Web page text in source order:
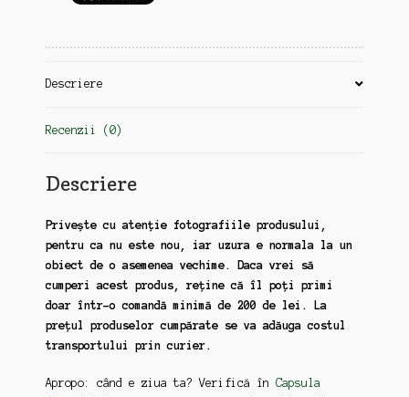
Descriere
Recenzii (0)
Descriere
Privește cu atenție fotografiile produsului,
pentru ca nu este nou, iar uzura e normala la un
obiect de o asemenea vechime. Daca vrei să
cumperi acest produs, reține că îl poți primi
doar într-o comandă minimă de 200 de lei. La
prețul produselor cumpărate se va adăuga costul
transportului prin curier.
Apropo: când e ziua ta? Verifică în Capsula